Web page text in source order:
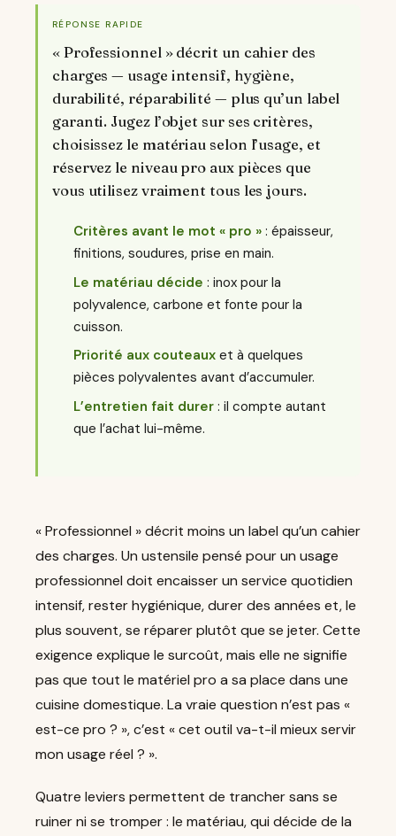
RÉPONSE RAPIDE
« Professionnel » décrit un cahier des
charges — usage intensif, hygiène,
durabilité, réparabilité — plus qu’un label
garanti. Jugez l’objet sur ses critères,
choisissez le matériau selon l’usage, et
réservez le niveau pro aux pièces que
vous utilisez vraiment tous les jours.
Critères avant le mot « pro » : épaisseur,
finitions, soudures, prise en main.
Le matériau décide : inox pour la
polyvalence, carbone et fonte pour la
cuisson.
Priorité aux couteaux et à quelques
pièces polyvalentes avant d’accumuler.
L’entretien fait durer : il compte autant
que l’achat lui-même.
« Professionnel » décrit moins un label qu’un cahier
des charges. Un ustensile pensé pour un usage
professionnel doit encaisser un service quotidien
intensif, rester hygiénique, durer des années et, le
plus souvent, se réparer plutôt que se jeter. Cette
exigence explique le surcoût, mais elle ne signifie
pas que tout le matériel pro a sa place dans une
cuisine domestique. La vraie question n’est pas «
est-ce pro ? », c’est « cet outil va-t-il mieux servir
mon usage réel ? ».
Quatre leviers permettent de trancher sans se
ruiner ni se tromper : le matériau, qui décide de la